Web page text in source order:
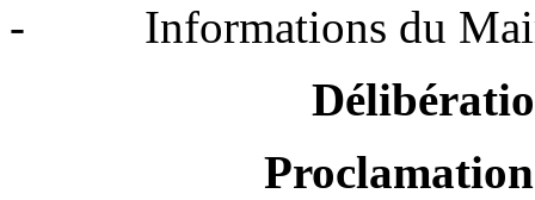
- Informations du Maire